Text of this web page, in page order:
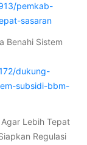
pemkab-
sasaran
Benahi Sistem
dukung-
subsidi-bbm-
Lebih Tepat
Regulasi